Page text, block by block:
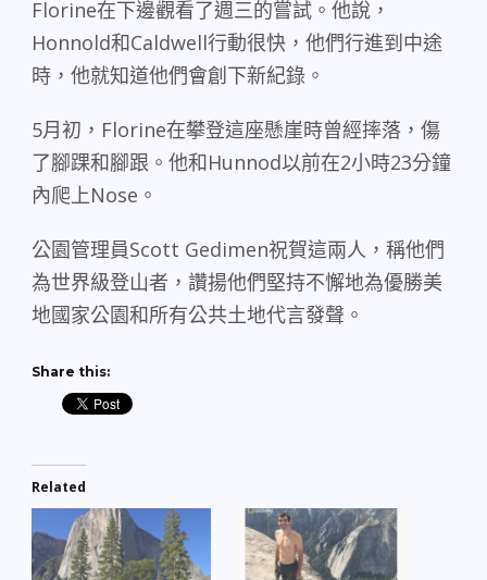
Florine在下邊觀看了週三的嘗試。他說，
Honnold和Caldwell行動很快，他們行進到中途
時，他就知道他們會創下新紀錄。
5月初， Florine在攀登這座懸崖時曾經摔落，傷
了腳踝和腳跟。他和Hunnod以前在2小時23分鐘
內爬上Nose 。
公園管理員Scott Gedimen祝賀這兩人，稱他們
為世界級登山者，讚揚他們堅持不懈地為優勝美
地國家公園和所有公共土地代言發聲。
Share this:
Related